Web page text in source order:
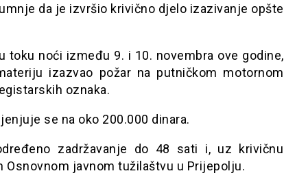
da je izvršio krivično djelo izazivanje opšte
toku noći između 9. i 10. novembra ove godine,
izazvao požar na putničkom motornom
oznaka.
se na oko 200.000 dinara.
zadržavanje do 48 sati i, uz krivičnu
Osnovnom javnom tužilaštvu u Prijepolju.